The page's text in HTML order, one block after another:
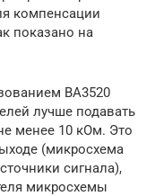
компенсации
показано на
ВА3520
лучше подавать
менее 10 кОм. Это
(микросхема
сигнала),
микросхемы